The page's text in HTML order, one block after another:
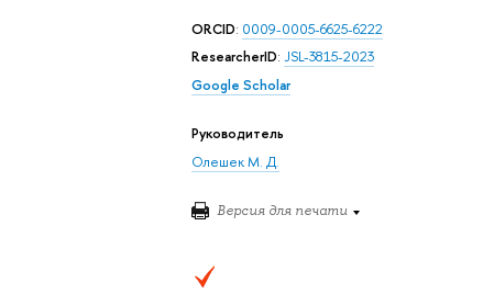
ORCID: 0009-0005-6625-6222
ResearcherID: JSL-3815-2023
Google Scholar
Руководитель
Олешек М. Д.
Версия для печати